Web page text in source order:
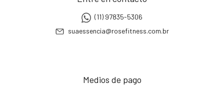
(11) 97835-5306
suaessencia@rosefitness.com.br
Medios de pago